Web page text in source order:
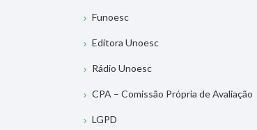
Funoesc
Editora Unoesc
Rádio Unoesc
CPA – Comissão Própria de Avaliação
LGPD